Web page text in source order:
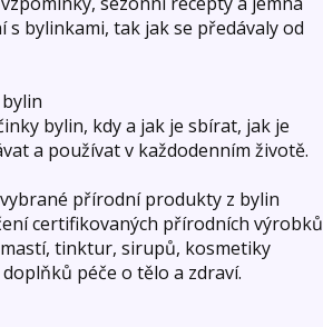
s bylinkami, tak jak se předávaly od
bylin, kdy a jak je sbírat, jak je
a používat v každodenním životě.
vybrané přírodní produkty z bylin
certifikovaných přírodních výrobků
tinktur, sirupů, kosmetiky
péče o tělo a zdraví.